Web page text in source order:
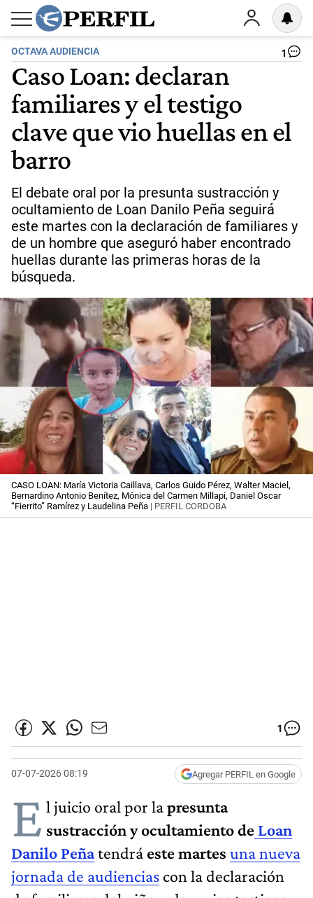
OCTAVA AUDIENCIA 1
Caso Loan: declaran
familiares y el testigo
clave que vio huellas en el
barro
El debate oral por la presunta sustracción y
ocultamiento de Loan Danilo Peña seguirá
este martes con la declaración de familiares y
de un hombre que aseguró haber encontrado
huellas durante las primeras horas de la
búsqueda.
CASO LOAN: María Victoria Caillava, Carlos Guido Pérez, Walter Maciel,
Bernardino Antonio Benítez, Mónica del Carmen Millapi, Daniel Oscar
“Fierrito” Ramírez y Laudelina Peña | PERFIL CORDOBA
1
07-07-2026 08:19 Agregar PERFIL en Google
E l juicio oral por lapresunta
sustracción y ocultamiento de Loan
Danilo Peñatendrá este martes una nueva
jornada de audiencias con la declaración